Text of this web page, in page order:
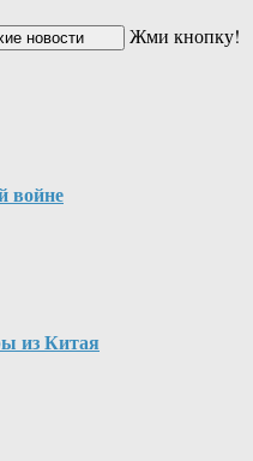
Жми кнопку!
войне
из Китая